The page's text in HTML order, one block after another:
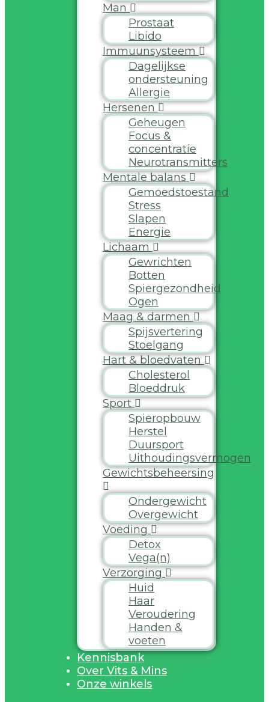
Man
Prostaat
Libido
Immuunsysteem
Dagelijkse
ondersteuning
Allergie
Hersenen
Geheugen
Focus &
concentratie
Neurotransmitters
Mentale balans
Gemoedstoestand
Stress
Slapen
Energie
Lichaam
Gewrichten
Botten
Spiergezondheid
Ogen
Maag & darmen
Spijsvertering
Stoelgang
Hart & bloedvaten
Cholesterol
Bloeddruk
Sport
Spieropbouw
Herstel
Duursport
Uithoudingsvermogen
Gewichtsbeheersing
Ondergewicht
Overgewicht
Voeding
Detox
Vega(n)
Verzorging
Huid
Haar
Veroudering
Handen &
voeten
Kennisbank
Over Vits & Mins
Onze winkels